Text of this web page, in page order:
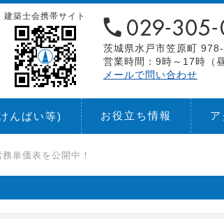
茨城県水戸市笠原町
営業時間：9時～17時（
メールで問い合わせ
建築士会携帯サイト
んばい等) お役立ち情報 ア
単価表を公開中！